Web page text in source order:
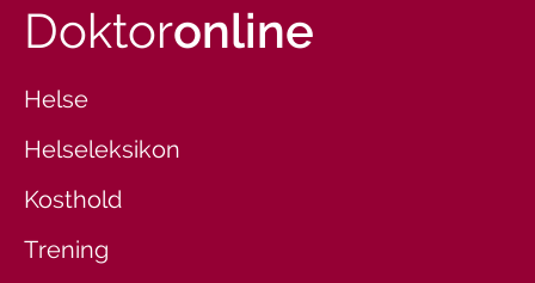
Doktoronline
Helse
Helseleksikon
Kosthold
Trening